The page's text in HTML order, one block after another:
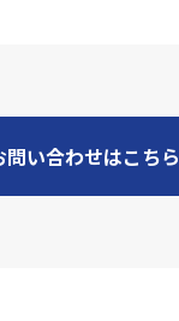
問い合わせはこちら